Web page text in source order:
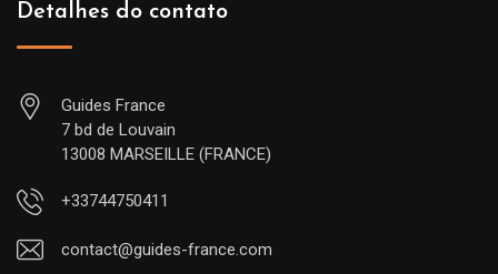
Detalhes do contato
Guides France
7 bd de Louvain
13008 MARSEILLE (FRANCE)
+33744750411
contact@guides-france.com